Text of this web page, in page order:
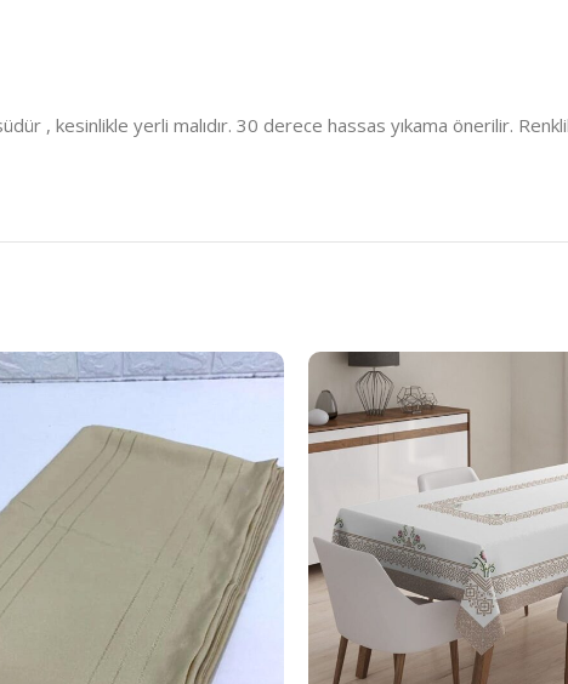
, kesinlikle yerli malıdır. 30 derece hassas yıkama önerilir.